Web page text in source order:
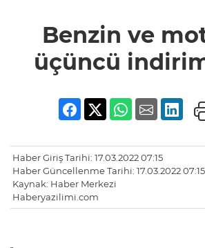
indirim
geldi
Benzin ve
üçüncü
Haber Giriş Tarihi: 17.03.2022 07:15
Haber Güncellenme Tarihi: 17.03.2022 07:15
Kaynak: Haber Merkezi
Haberyazilimi.com